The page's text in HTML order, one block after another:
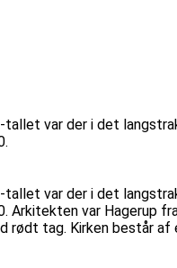
var der i det
var der i det
Arkitekten var Hagerup
rødt tag. Kirken består